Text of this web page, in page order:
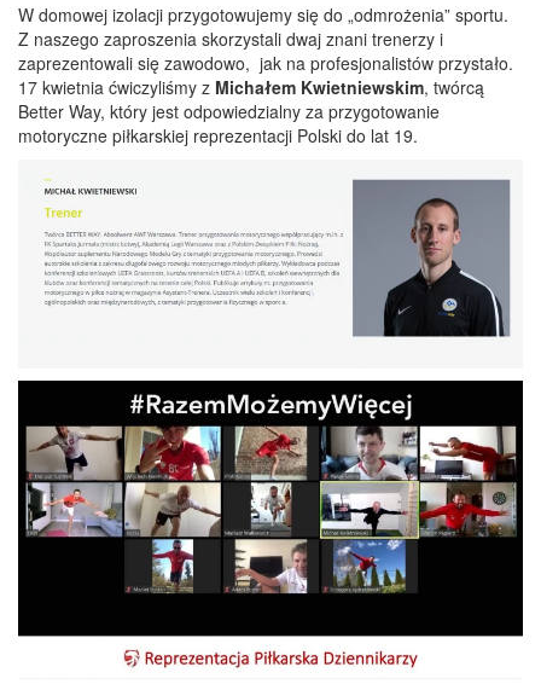
W domowej izolacji przygotowujemy się do „odmrożenia” sportu.
Z naszego zaproszenia skorzystali dwaj znani trenerzy i
zaprezentowali się zawodowo, jak na profesjonalistów przystało.
17 kwietnia ćwiczyliśmy z Michałem Kwietniewskim, twórcą
Better Way, który jest odpowiedzialny za przygotowanie
motoryczne piłkarskiej reprezentacji Polski do lat 19.